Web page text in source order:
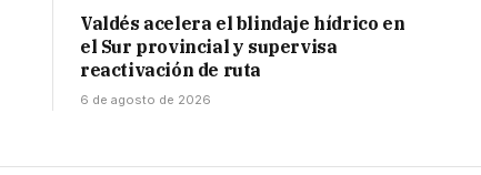
Valdés acelera el blindaje hídrico en
el Sur provincial y supervisa
reactivación de ruta
6 de agosto de 2026